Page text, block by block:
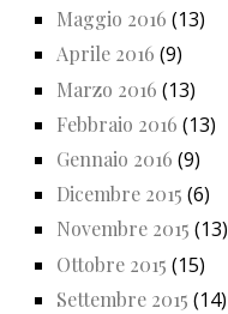
Maggio 2016 (13)
Aprile 2016 (9)
Marzo 2016 (13)
Febbraio 2016 (13)
Gennaio 2016 (9)
Dicembre 2015 (6)
Novembre 2015 (13)
Ottobre 2015 (15)
Settembre 2015 (14)